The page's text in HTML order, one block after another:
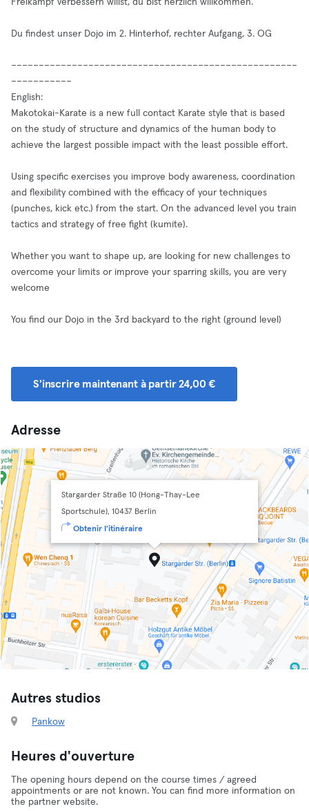
Freikampf verbessern willst, du bist herzlich willkommen.
Du findest unser Dojo im 2. Hinterhof, rechter Aufgang, 3. OG
–––––––––––––––––––––––-––––––––––––––––––––––––––––
–––––––––––
English:
Makotokai-Karate is a new full contact Karate style that is based
on the study of structure and dynamics of the human body to
achieve the largest possible impact with the least possible effort.
Using specific exercises you improve body awareness, coordination
and flexibility combined with the efficacy of your techniques
(punches, kick etc.) from the start. On the advanced level you train
tactics and strategy of free fight (kumite).
Whether you want to shape up, are looking for new challenges to
overcome your limits or improve your sparring skills, you are very
welcome
You find our Dojo in the 3rd backyard to the right (ground level)
S'inscrire maintenant à partir 24,00 €
Adresse
Stargarder Straße 10 (Hong-Thay-Lee
Sportschule), 10437 Berlin
Obtenir l'itinéraire
Autres studios
Pankow
Heures d'ouverture
The opening hours depend on the course times / agreed
appointments or are not known. You can find more information on
the partner website.